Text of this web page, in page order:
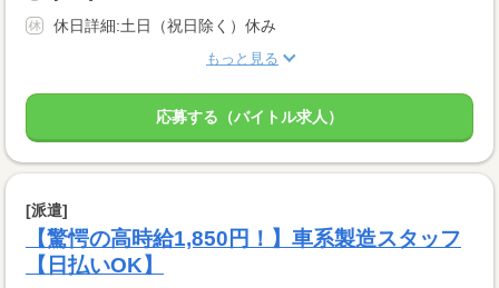
休日詳細:土日（祝日除く）休み
もっと見る
応募する（バイトル求人）
[派遣]
【驚愕の高時給1,850円！】車系製造スタッフ
【日払いOK】